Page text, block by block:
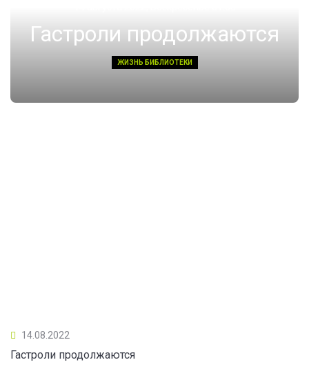
Гастроли продолжаются
ЖИЗНЬ БИБЛИОТЕКИ
14.08.2022
Гастроли продолжаются